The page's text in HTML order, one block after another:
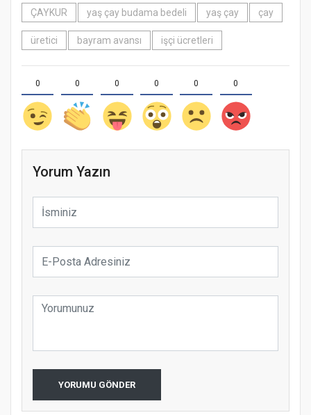
ÇAYKUR
yaş çay budama bedeli yaş çay çay
üretici bayram avansı işçi ücretleri
0 0 0 0 0 0
Yorum Yazın
YORUMU GÖNDER